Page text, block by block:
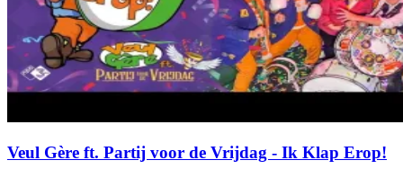
Veul Gère ft. Partij voor de Vrijdag - Ik Klap Erop!